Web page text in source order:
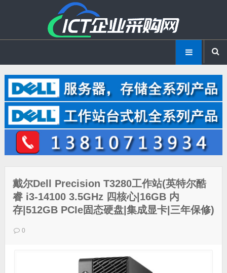
戴尔Dell Precision T3280工作站(英特尔酷
睿 i3-14100 3.5GHz 四核心|16GB 内
存|512GB PCIe固态硬盘|集成显卡|三年保修)
0